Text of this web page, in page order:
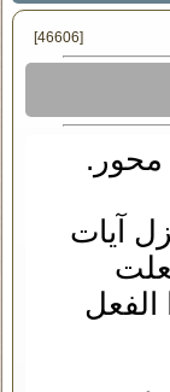
[46606]
محور.
آيات
الفعل